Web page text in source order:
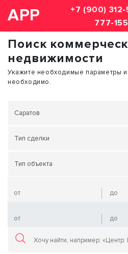
АРР
+7 (900)
777-155
Поиск
недвижимости
Укажите необходимые параметры и
необходимо.
Саратов
Тип сделки
Тип объекта